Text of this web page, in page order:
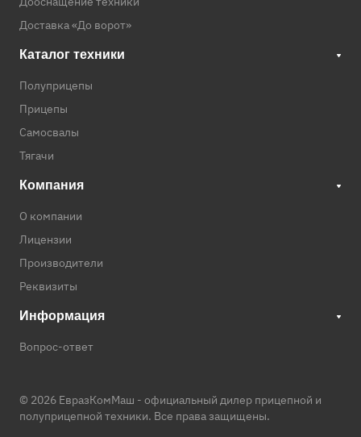
Доставка «До ворот»
Каталог техники
Полуприцепы
Прицепы
Самосвалы
Тягачи
Компания
О компании
Лицензии
Производители
Реквизиты
Информация
Вопрос-ответ
© 2026 ЕвразКомМаш - официальный дилер прицепной и
полуприцепной техники. Все права защищены.